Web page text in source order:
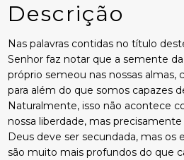
Descrição
Nas palavras contidas no título
Senhor faz notar que a semente
próprio semeou nas nossas almas,
para além do que somos capazes
Naturalmente, isso não acontece
nossa liberdade, mas
Deus deve ser secundada, mas os
são muito mais profundos do que